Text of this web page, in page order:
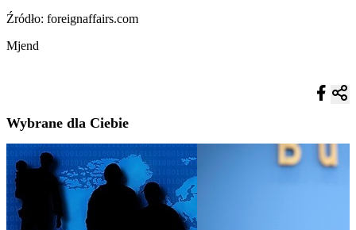
Źródło: foreignaffairs.com
Mjend
Wybrane dla Ciebie